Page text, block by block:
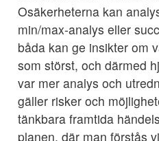
Osäkerheterna kan
min/max-analys eller
båda kan ge insikter om
som störst, och därmed
var mer analys och
gäller risker och
tänkbara framtida
planen, där man förstås